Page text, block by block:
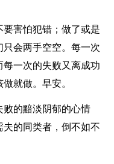
要害怕犯错；做了或是
会两手空空。每一次
一次的失败又离成功
就做。早安。
败的黯淡阴郁的心情
的同类者，倒不如不